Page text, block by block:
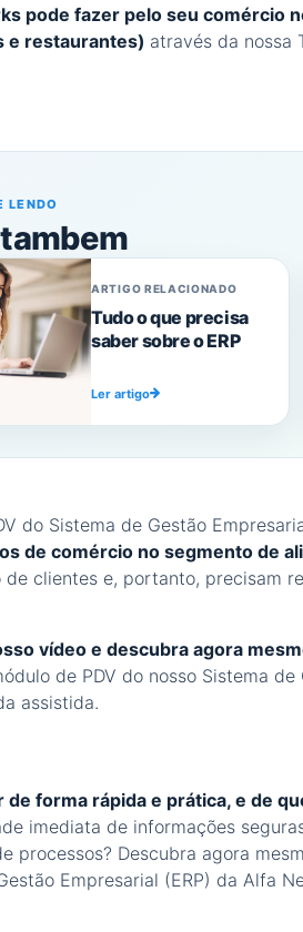
pode fazer pelo seu comércio
e restaurantes) através da nossa
LENDO
ARTIGO RELACIONADO
Tudo o que precisa
saber sobre o ERP
Ler artigo
do Sistema de Gestão
de comércio no segmento de
de clientes e, portanto, precisam
vídeo e descubra agora
de PDV do nosso Sistema
assistida.
de forma rápida e prática, e de
imediata de informações
processos? Descubra agora
Empresarial (ERP) da Alfa